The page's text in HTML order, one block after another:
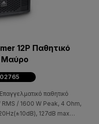
12P Παθητικό
Μαύρο
παθητικό
/ 1600 W Peak, 4 Ohm,
127dB max